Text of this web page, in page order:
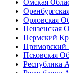
Омская
Орловская
Пензенская
Пермский
Приморский
Псковская
Республика